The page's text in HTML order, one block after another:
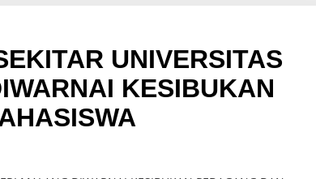
UNIVERSITAS
KESIBUKAN